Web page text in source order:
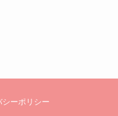
シーポリシー